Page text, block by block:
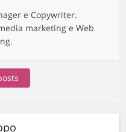
e Copywriter.
marketing e Web